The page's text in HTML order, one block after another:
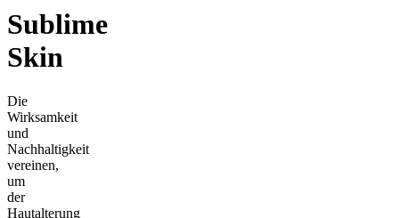
Sublime
Skin
Die
Wirksamkeit
und
Nachhaltigkeit
vereinen,
um
der
Hautalterung